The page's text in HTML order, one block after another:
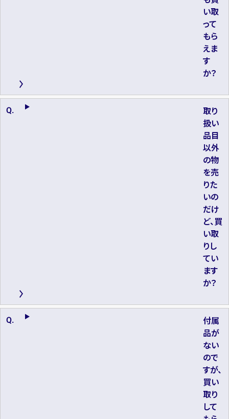
い取
って
もら
えま
す
か？
取り
扱い
品目
以外
の物
を売
りた
いの
だけ
ど、買
い取
りし
てい
ます
か？
付属
品が
ない
ので
すが、
買い
取り
して